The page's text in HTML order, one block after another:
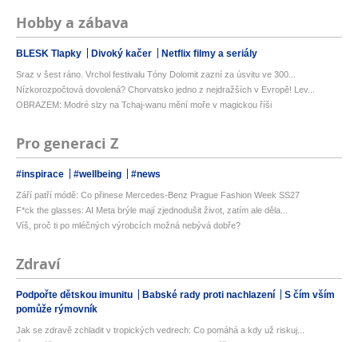
Hobby a zábava
BLESK Tlapky Divoký kačer Netflix filmy a seriály
Sraz v šest ráno. Vrchol festivalu Tóny Dolomit zazní za úsvitu ve 300...
Nízkorozpočtová dovolená? Chorvatsko jedno z nejdražších v Evropě! Lev...
OBRAZEM: Modré slzy na Tchaj-wanu mění moře v magickou říši
Pro generaci Z
#inspirace #wellbeing #news
Září patří módě: Co přinese Mercedes-Benz Prague Fashion Week SS27
F*ck the glasses: AI Meta brýle mají zjednodušit život, zatím ale děla...
Víš, proč ti po mléčných výrobcích možná nebývá dobře?
Zdraví
Podpořte dětskou imunitu Babské rady proti nachlazení
S čím vším
pomůže rýmovník
Jak se zdravě zchladit v tropických vedrech: Co pomáhá a kdy už riskuj...